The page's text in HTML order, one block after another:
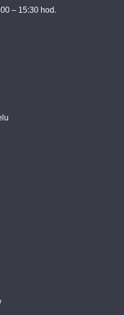
– 15:30 hod.